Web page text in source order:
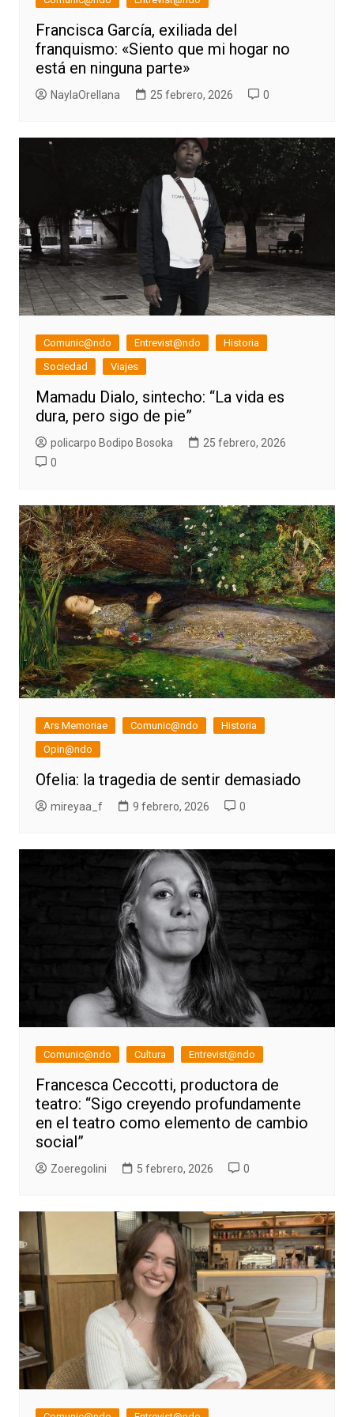
Francisca García, exiliada del
franquismo: «Siento que mi hogar no
está en ninguna parte»
NaylaOrellana 25 febrero, 2026 0
Comunic@ndo Entrevist@ndo
Historia
Sociedad
Viajes
Mamadu Dialo, sintecho: “La vida es
dura, pero sigo de pie”
policarpo Bodipo Bosoka
25 febrero, 2026
0
Ars Memoriae Comunic@ndo
Historia
Opin@ndo
Ofelia: la tragedia de sentir demasiado
mireyaa_f 9 febrero, 2026 0
Comunic@ndo Cultura Entrevist@ndo
Francesca Ceccotti, productora de
teatro: “Sigo creyendo profundamente
en el teatro como elemento de cambio
social”
Zoeregolini 5 febrero, 2026 0